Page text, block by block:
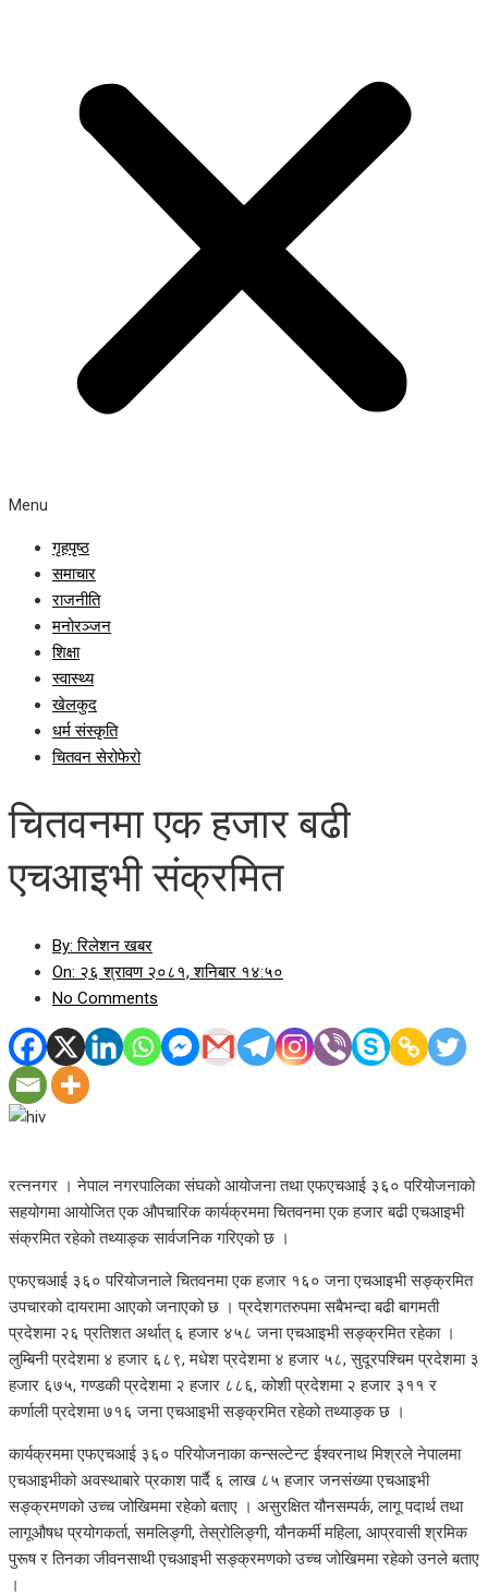
Menu
गृहपृष्ठ
समाचार
राजनीति
मनोरञ्जन
शिक्षा
स्वास्थ्य
खेलकुद
धर्म संस्कृति
चितवन सेरोफेरो
चितवनमा एक हजार बढी
एचआइभी संक्रमित
By: रिलेशन खबर
On: २६ श्रावण २०८१, शनिबार १४:५०
No Comments
रत्ननगर । नेपाल नगरपालिका संघको आयोजना तथा एफएचआई ३६० परियोजनाको
सहयोगमा आयोजित एक औपचारिक कार्यक्रममा चितवनमा एक हजार बढी एचआइभी
संक्रमित रहेको तथ्याङ्क सार्वजनिक गरिएको छ ।
एफएचआई ३६० परियोजनाले चितवनमा एक हजार १६० जना एचआइभी सङ्क्रमित
उपचारको दायरामा आएको जनाएको छ । प्रदेशगतरुपमा सबैभन्दा बढी बागमती
प्रदेशमा २६ प्रतिशत अर्थात् ६ हजार ४५८ जना एचआइभी सङ्क्रमित रहेका ।
लुम्बिनी प्रदेशमा ४ हजार ६८९, मधेश प्रदेशमा ४ हजार ५८, सुदूरपश्चिम प्रदेशमा ३
हजार ६७५, गण्डकी प्रदेशमा २ हजार ८८६, कोशी प्रदेशमा २ हजार ३११ र
कर्णाली प्रदेशमा ७१६ जना एचआइभी सङ्क्रमित रहेको तथ्याङ्क छ ।
कार्यक्रममा एफएचआई ३६० परियोजनाका कन्सल्टेन्ट ईश्वरनाथ मिश्रले नेपालमा
एचआइभीको अवस्थाबारे प्रकाश पार्दै ६ लाख ८५ हजार जनसंख्या एचआइभी
सङ्क्रमणको उच्च जोखिममा रहेको बताए । असुरक्षित यौनसम्पर्क, लागू पदार्थ तथा
लागूऔषध प्रयोगकर्ता, समलिङ्गी, तेस्रोलिङ्गी, यौनकर्मी महिला, आप्रवासी श्रमिक
पुरूष र तिनका जीवनसाथी एचआइभी सङ्क्रमणको उच्च जोखिममा रहेको उनले बताए
।